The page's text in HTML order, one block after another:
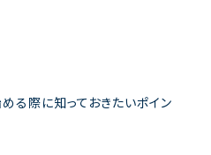
る際に知っておきたいポイン